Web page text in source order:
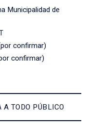
Municipalidad de
confirmar)
confirmar)
TODO PÚBLICO